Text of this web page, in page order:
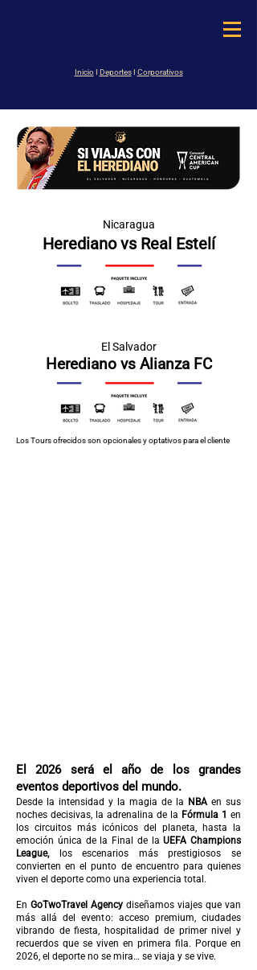
InicioI DeportesI Corporativos
Nicaragua
Herediano vs Real Estelí
El Salvador
Herediano vs Alianza FC
Los Tours ofrecidos son opcionales y optativos para el cliente
El 2026 será el año de los grandes
eventos deportivos del mundo.
Desde la intensidad y la magia de la NBAen sus
noches decisivas, la adrenalina de la Fórmula 1 en
los circuitos más icónicos del planeta, hasta la
emoción única de la Final de laUEFA Champions
League,los escenarios más prestigiosos se
convierten en el punto de encuentro para quienes
viven el deporte como una experiencia total.
En GoTwoTravel Agency diseñamos viajes que van
más allá del evento: acceso premium, ciudades
vibrando de fiesta, hospitalidad de primer nivel y
recuerdos que se viven en primera fila. Porque en
2026, el deporte no se mira… se viaja y se vive.